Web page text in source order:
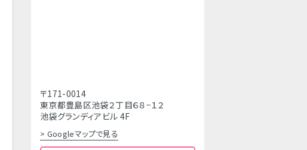
〒171-0014
東京都豊島区池袋２丁目６８−１２
池袋グランディアビル 4F
> Googleマップで見る